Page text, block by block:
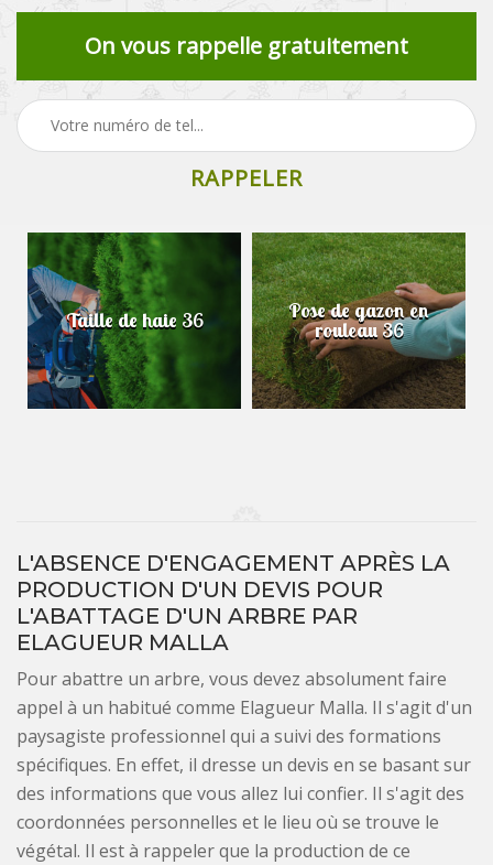
On vous rappelle gratuitement
Taille de haie 36 Pose de gazon en
rouleau 36
L'ABSENCE D'ENGAGEMENT APRÈS LA
PRODUCTION D'UN DEVIS POUR
L'ABATTAGE D'UN ARBRE PAR
ELAGUEUR MALLA
Pour abattre un arbre, vous devez absolument faire
appel à un habitué comme Elagueur Malla. Il s'agit d'un
paysagiste professionnel qui a suivi des formations
spécifiques. En effet, il dresse un devis en se basant sur
des informations que vous allez lui confier. Il s'agit des
coordonnées personnelles et le lieu où se trouve le
végétal. Il est à rappeler que la production de ce